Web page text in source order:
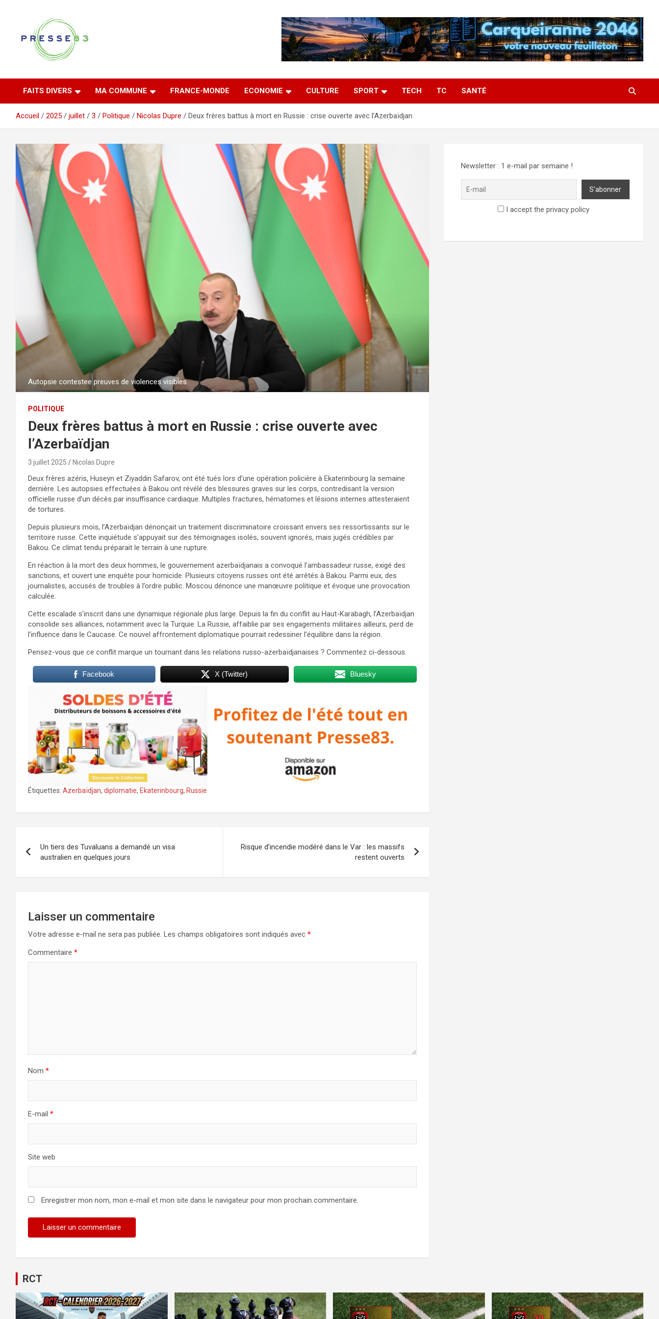
Presse 83
FAITS DIVERS MA COMMUNE FRANCE-MONDE ECONOMIE CULTURE SPORT TECH TC SANTÉ
Accueil 2025 juillet 3 Politique Nicolas Dupre Deux frères battus à mort en Russie : crise ouverte avec l’Azerbaïdjan
Autopsie contestee preuves de violences visibles
POLITIQUE
Deux frères battus à mort en Russie : crise ouverte avec
l’Azerbaïdjan
3 juillet 2025 Nicolas Dupre
Deux frères azéris, Huseyn et Ziyaddin Safarov, ont été tués lors d’une opération policière à Ekaterinbourg la semaine
dernière. Les autopsies effectuées à Bakou ont révélé des blessures graves sur les corps, contredisant la version
officielle russe d’un décès par insuffisance cardiaque. Multiples fractures, hématomes et lésions internes attesteraient
de tortures.
Depuis plusieurs mois, l’Azerbaïdjan dénonçait un traitement discriminatoire croissant envers ses ressortissants sur le
territoire russe. Cette inquiétude s’appuyait sur des témoignages isolés, souvent ignorés, mais jugés crédibles par
Bakou. Ce climat tendu préparait le terrain à une rupture.
En réaction à la mort des deux hommes, le gouvernement azerbaïdjanais a convoqué l’ambassadeur russe, exigé des
sanctions, et ouvert une enquête pour homicide. Plusieurs citoyens russes ont été arrêtés à Bakou. Parmi eux, des
journalistes, accusés de troubles à l’ordre public. Moscou dénonce une manœuvre politique et évoque une provocation
calculée.
Cette escalade s’inscrit dans une dynamique régionale plus large. Depuis la fin du conflit au Haut-Karabagh, l’Azerbaïdjan
consolide ses alliances, notamment avec la Turquie. La Russie, affaiblie par ses engagements militaires ailleurs, perd de
l’influence dans le Caucase. Ce nouvel affrontement diplomatique pourrait redessiner l’équilibre dans la région.
Pensez-vous que ce conflit marque un tournant dans les relations russo-azerbaïdjanaises ? Commentez ci-dessous.
Facebook X (Twitter) Bluesky
Étiquettes: Azerbaïdjan, diplomatie, Ekaterinbourg, Russie
de
l’article
Un tiers des Tuvaluans a demandé un visa
australien en quelques jours
Risque d’incendie modéré dans le Var : les massifs
restent ouverts
Laisser un commentaire
Votre adresse e-mail ne sera pas publiée. Les champs obligatoires sont indiqués avec *
Commentaire *
Nom *
E-mail *
Site web
Enregistrer mon nom, mon e-mail et mon site dans le navigateur pour mon prochain commentaire.
Newsletter : 1 e-mail par semaine !
I accept the privacy policy
RCT